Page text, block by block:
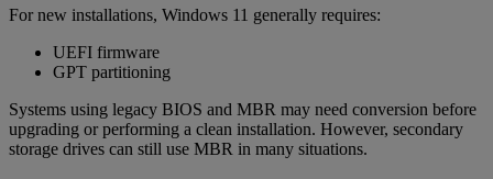
For new installations, Windows 11 generally requires:
UEFI firmware
GPT partitioning
Systems using legacy BIOS and MBR may need conversion before
upgrading or performing a clean installation. However, secondary
storage drives can still use MBR in many situations.